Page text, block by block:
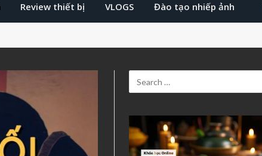
Review thiết bị VLOGS Đào tạo nhiếp ảnh